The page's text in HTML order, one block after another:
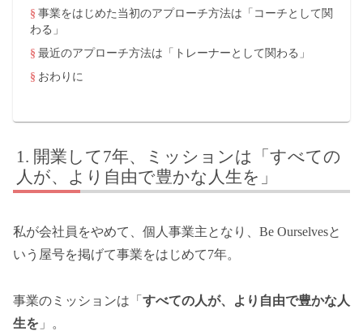
事業をはじめた当初のアプローチ方法は「コーチとして関
わる」
最近のアプローチ方法は「トレーナーとして関わる」
おわりに
開業して7年、ミッションは「すべての
人が、より自由で豊かな人生を」
私が会社員をやめて、個人事業主となり、Be Ourselvesと
いう屋号を掲げて事業をはじめて7年。
事業のミッションは「 すべての人が、より自由で豊かな人
生を 」。